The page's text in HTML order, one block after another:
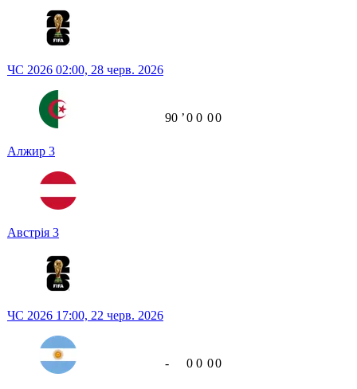
ЧС 2026 02:00, 28 черв. 2026
Алжир 3
Австрія 3
90 ʼ0 0 00
ЧС 2026 17:00, 22 черв. 2026
- 0 0 00